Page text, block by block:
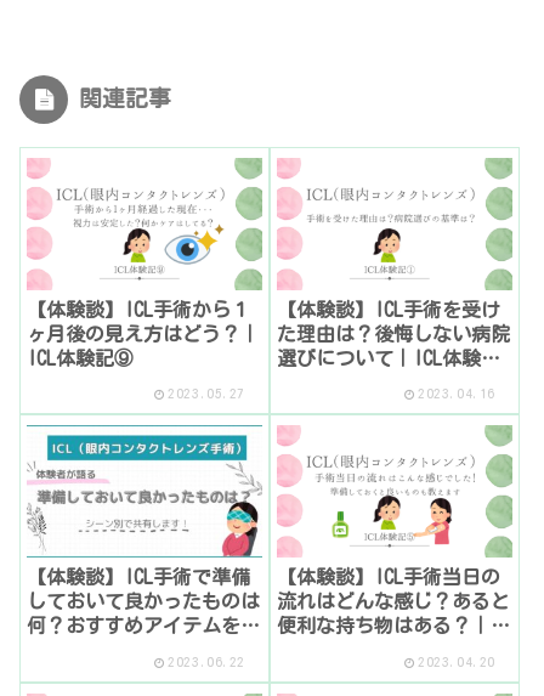
関連記事
【体験談】ICL手術から１
ヶ月後の見え方はどう？｜
ICL体験記⑨
2023.05.27
【体験談】ICL手術を受け
た理由は？後悔しない病院
選びについて｜ICL体験記
2023.04.16
【体験談】ICL手術で準備
しておいて良かったものは
何？おすすめアイテムをシ
2023.06.22
【体験談】ICL手術当日の
流れはどんな感じ？あると
便利な持ち物はある？｜
2023.04.20